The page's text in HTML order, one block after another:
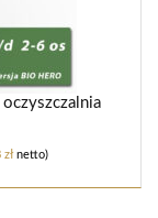
złnetto)